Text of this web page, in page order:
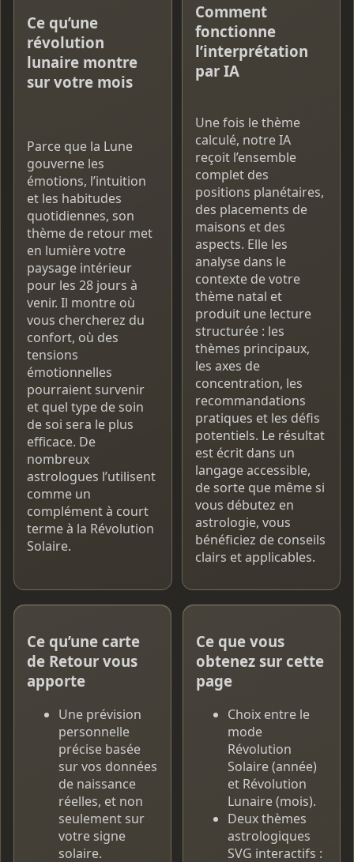
Ce qu’une
révolution
lunaire montre
sur votre mois
Parce que la Lune
gouverne les
émotions, l’intuition
et les habitudes
quotidiennes, son
thème de retour met
en lumière votre
paysage intérieur
pour les 28 jours à
venir. Il montre où
vous chercherez du
confort, où des
tensions
émotionnelles
pourraient survenir
et quel type de soin
de soi sera le plus
efficace. De
nombreux
astrologues l’utilisent
comme un
complément à court
terme à la Révolution
Solaire.
Comment
fonctionne
l’interprétation
par IA
Une fois le thème
calculé, notre IA
reçoit l’ensemble
complet des
positions planétaires,
des placements de
maisons et des
aspects. Elle les
analyse dans le
contexte de votre
thème natal et
produit une lecture
structurée : les
thèmes principaux,
les axes de
concentration, les
recommandations
pratiques et les défis
potentiels. Le résultat
est écrit dans un
langage accessible,
de sorte que même si
vous débutez en
astrologie, vous
bénéficiez de conseils
clairs et applicables.
Ce qu’une carte
de Retour vous
apporte
Une prévision
personnelle
précise basée
sur vos données
de naissance
réelles, et non
seulement sur
votre signe
solaire.
Ce que vous
obtenez sur cette
page
Choix entre le
mode
Révolution
Solaire (année)
et Révolution
Lunaire (mois).
Deux thèmes
astrologiques
SVG interactifs :